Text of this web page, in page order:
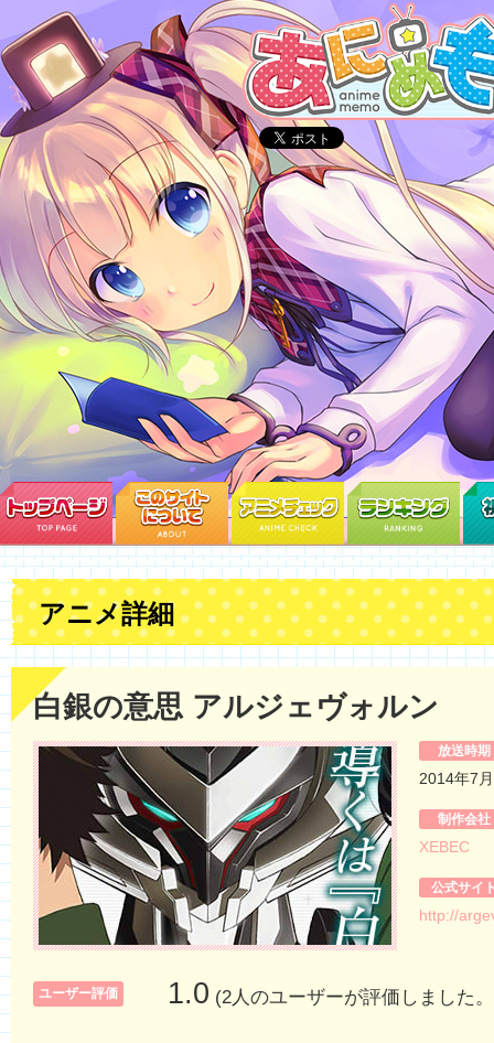
アニメ詳細
白銀の意思 アルジェヴォルン
放送時期
2014年7
制作会社
XEBEC
公式サイ
http://
ユーザー評価 1.0 (2人のユーザーが評価しました